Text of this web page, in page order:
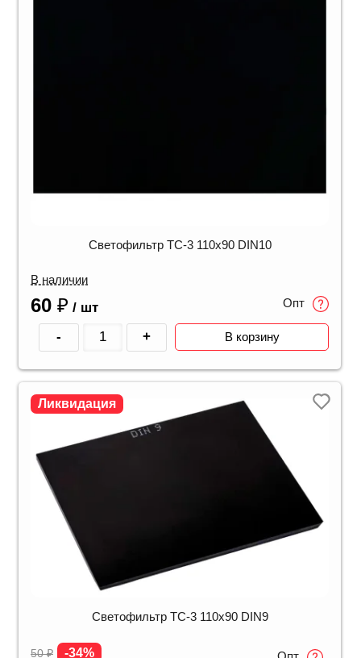
Светофильтр ТС-3 110х90 DIN10
В наличии
60 ₽ / шт Опт
- + В корзину
Ликвидация
Светофильтр ТС-3 110х90 DIN9
50₽ -34%